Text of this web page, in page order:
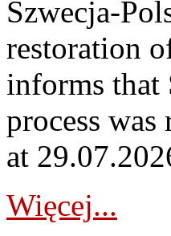
Szwecja-
restoration
informs
process
at
Więcej...